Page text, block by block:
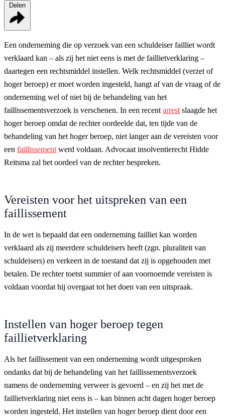
Een onderneming die op verzoek van een schuldeiser failliet wordt
verklaard kan – als zij het niet eens is met de faillietverklaring –
daartegen een rechtsmiddel instellen. Welk rechtsmiddel (verzet of
hoger beroep) er moet worden ingesteld, hangt af van de vraag of de
onderneming wel of niet bij de behandeling van het
faillissementsverzoek is verschenen. In een recent arrest slaagde het
hoger beroep omdat de rechter oordeelde dat, ten tijde van de
behandeling van het hoger beroep, niet langer aan de vereisten voor
een faillissement werd voldaan. Advocaat insolventierecht Hidde
Reitsma zal het oordeel van de rechter bespreken.
Vereisten voor het uitspreken van een
faillissement
In de wet is bepaald dat een onderneming failliet kan worden
verklaard als zij meerdere schuldeisers heeft (zgn. pluraliteit van
schuldeisers) en verkeert in de toestand dat zij is opgehouden met
betalen. De rechter toetst summier of aan voornoemde vereisten is
voldaan voordat hij overgaat tot het doen van een uitspraak.
Instellen van hoger beroep tegen
faillietverklaring
Als het faillissement van een onderneming wordt uitgesproken
ondanks dat bij de behandeling van het faillissementsverzoek
namens de onderneming verweer is gevoerd – en zij het met de
faillietverklaring niet eens is – kan binnen acht dagen hoger beroep
worden ingesteld. Het instellen van hoger beroep dient door een